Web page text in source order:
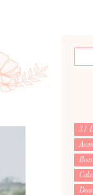
31